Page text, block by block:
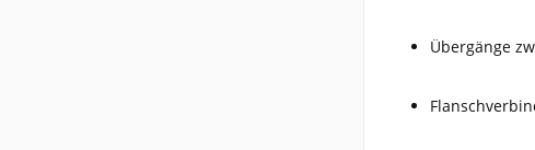
Übergänge